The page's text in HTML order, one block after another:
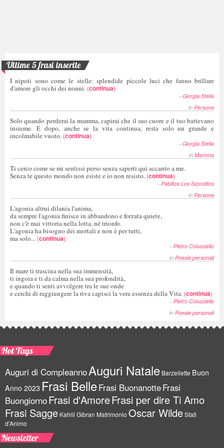
Ultime 5 frasi inserite
I nipoti sono come le stelle: splendide piccole luci che fanno brillare
d'amore gli occhi dei nonni. (continua)
--Giorgia Stella
in Persone
Solo quando perderai la mamma, capirai che il suo cuore e il tuo battevano
insieme. E dopo, anche se la vita continua, resta solo un grande e
incolmabile vuoto. (continua)
--Giorgia Stella
in Mamma
Ti cerco come se mi sentissi perso senza saperti qui accanto a me.
Senza te questo mondo non esiste e io non resisto. (continua)
--Pablitos Los Sconditos
in Persone
L'agonia altrui dilania l'anima,
da sempre l'agonia finisce in abbandono e forzata quiete,
non c'è mai vittoria nella lotta, né trionfo.
L'agonia ha bisogno dei mortali e non è per tutti,
ma solo... (continua)
--Pietro Colucciello
in Poesie personali
Il mare ti trascina nella sua immensità,
ti ingoia e ti da calma nella sua profondità,
e quando ti senti avvolgere tra le sue onde
e cerchi di raggiungere la riva capisci la vera essenza della Vita. (continua)
--Pietro Colucciello
in Poesie personali
Hot Tags
Auguri di CompleannoAuguri Natale Barzellette Buon
Anno 2023 Frasi BelleFrasi BuonanotteFrasi
BuongiornoFrasi d'AmoreFrasi per dire Ti Amo
Frasi Sagge Kahlil Gibran Matrimonio Oscar WildeStati
d'Animo
Newsletter